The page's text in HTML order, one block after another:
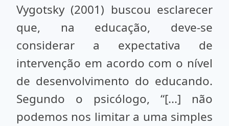
Vygotsky (2001) buscou esclarecer
que, na educação, deve-se
considerar a expectativa de
intervenção em acordo com o nível
de desenvolvimento do educando.
Segundo o psicólogo, “[...] não
podemos nos limitar a uma simples